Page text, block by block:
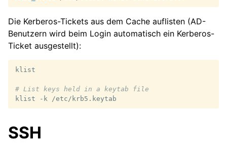
Die Kerberos-Tickets aus dem Cache auflisten (AD-
Benutzern wird beim Login automatisch ein Kerberos-
Ticket ausgestellt):
klist
# List keys held in a keytab file
klist
-k
SSH